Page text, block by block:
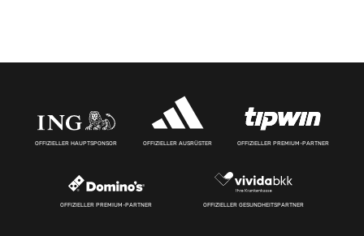
OFFIZIELLER HAUPTSPONSOR OFFIZIELLER AUSRÜSTER OFFIZIELLER PREMIUM-PARTNER
OFFIZIELLER PREMIUM-PARTNER OFFIZIELLER GESUNDHEITSPARTNER